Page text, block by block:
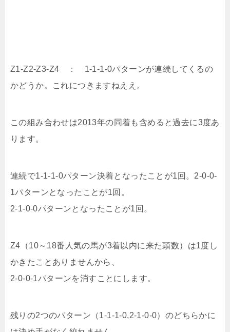
Z1-Z2-Z3-Z4 ： 1-1-1-0パターンが連続してくるの
かどうか。これにつきますねええ。
この組み合わせは2013年の同着も含めると過去に3度あ
ります。
連続で1-1-1-0パターン決着となったことが1回。2-0-0-
1パターンとなったことが1回。
2-1-0-0パターンとなったことが1回。
Z4（10～18番人気の馬が3着以内に来た頭数）は1度し
かきたことありませんから、
2-0-0-1パターンを消すことにします。
残りの2つのパターン（1-1-1-0,2-1-0-0）のどちらかに